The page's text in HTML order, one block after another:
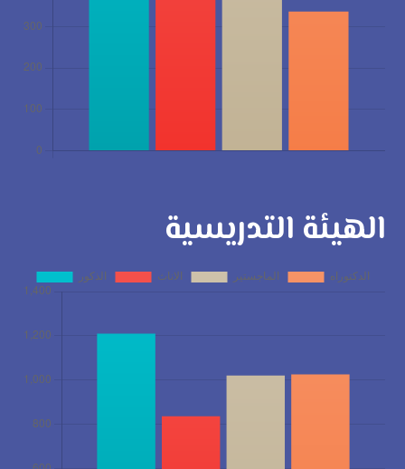
الهيئة التدريسية